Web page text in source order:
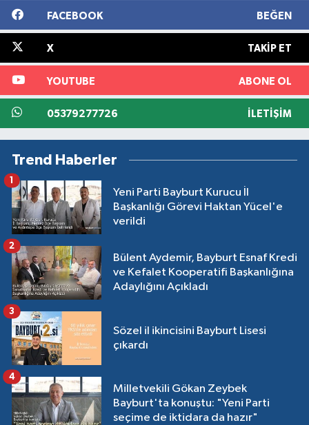
FACEBOOK BEĞEN
X TAKIP ET
YOUTUBE ABONE OL
05379277726 İLETIŞIM
Trend Haberler
Yeni Parti Bayburt Kurucu İl
Başkanlığı Görevi Haktan Yücel'e
verildi
1
Bülent Aydemir, Bayburt Esnaf Kredi
ve Kefalet Kooperatifi Başkanlığına
Adaylığını Açıkladı
2
Sözel il ikincisini Bayburt Lisesi
çıkardı
3
Milletvekili Gökan Zeybek
Bayburt'ta konuştu: "Yeni Parti
seçime de iktidara da hazır"
4